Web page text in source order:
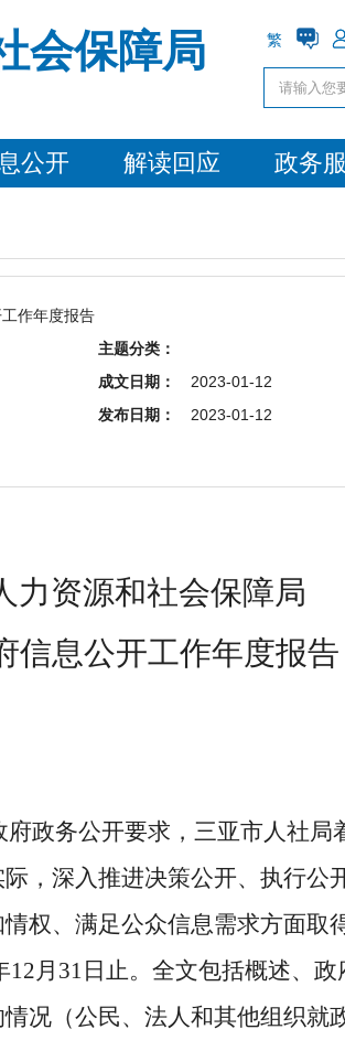
会保障局 繁
公开 解读回应 政务
作年度报告
主题分类：
成文日期：
2023-01-12
发布日期：
2023-01-12
力资源和社会保障局
信息公开工作年度报告
政务公开要求，三亚市人社局
，深入推进决策公开、执行公
权、满足公众信息需求方面取
月31日止。全文包括概述、
况（公民、法人和其他组织就